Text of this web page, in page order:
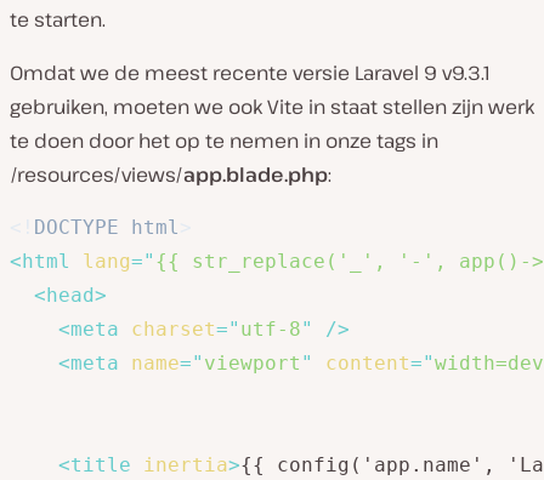
te starten.
Omdat we de meest recente versie Laravel 9 v9.3.1
gebruiken, moeten we ook Vite in staat stellen zijn werk
te doen door het op te nemen in onze tags in
/resources/views/app.blade.php:
DOCTYPE html
<html lang=" {{ str_replace('_', '-', app()-
<head>
<meta charset=" utf-8"
/>
<meta name=" viewport " content="
<title inertia>{{ config('app.name',